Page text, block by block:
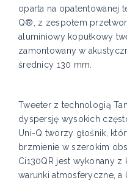
oparta na opatentowanej
Q®, z zespołem
aluminiowy kopułkowy
zamontowany w
średnicy 130 mm.
Tweeter z technologią
dyspersję wysokich
Uni-Q tworzy głośnik,
brzmienie w szerokim
Ci130QR jest wykonany
warunki atmosferyczne, a